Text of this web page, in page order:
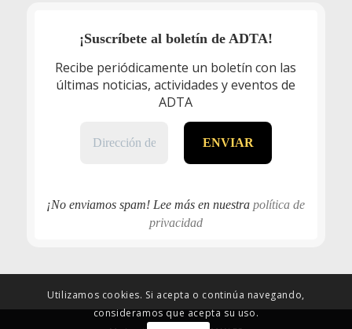
¡Suscríbete al boletín de ADTA!
Recibe periódicamente un boletín con las
últimas noticias, actividades y eventos de
ADTA
¡No enviamos spam! Lee más en nuestrapolítica de
privacidad
Utilizamos cookies. Si acepta o continúa navegando,
consideramos que acepta su uso.